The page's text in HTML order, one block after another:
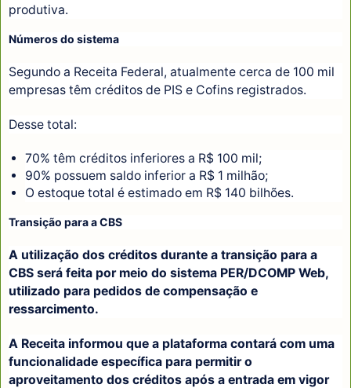
produtiva.
Números do sistema
Segundo a Receita Federal, atualmente cerca de 100 mil
empresas têm créditos de PIS e Cofins registrados.
Desse total:
70% têm créditos inferiores a R$ 100 mil;
90% possuem saldo inferior a R$ 1 milhão;
O estoque total é estimado em R$ 140 bilhões.
Transição para a CBS
A utilização dos créditos durante a transição para a
CBS será feita por meio do sistema PER/DCOMP Web,
utilizado para pedidos de compensação e
ressarcimento.
A Receita informou que a plataforma contará com uma
funcionalidade específica para permitir o
aproveitamento dos créditos após a entrada em vigor